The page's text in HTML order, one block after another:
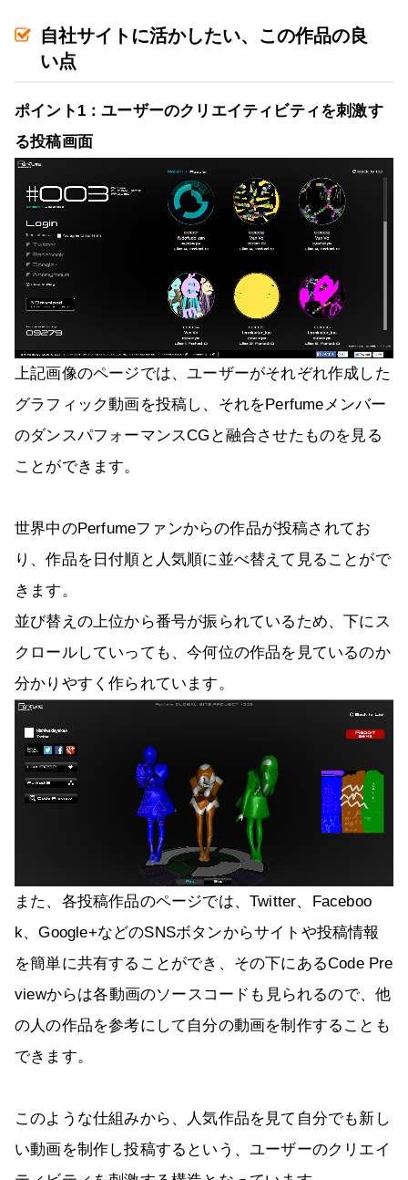
自社サイトに活かしたい、この作品の良
い点
ポイント1：ユーザーのクリエイティビティを刺激す
る投稿画面
上記画像のページでは、ユーザーがそれぞれ作成した
グラフィック動画を投稿し、それをPerfumeメンバー
のダンスパフォーマンスCGと融合させたものを見る
ことができます。
世界中のPerfumeファンからの作品が投稿されてお
り、作品を日付順と人気順に並べ替えて見ることがで
きます。
並び替えの上位から番号が振られているため、下にス
クロールしていっても、今何位の作品を見ているのか
分かりやすく作られています。
また、各投稿作品のページでは、Twitter、Faceboo
k、Google+などのSNSボタンからサイトや投稿情報
を簡単に共有することができ、その下にあるCode Pre
viewからは各動画のソースコードも見られるので、他
の人の作品を参考にして自分の動画を制作することも
できます。
このような仕組みから、人気作品を見て自分でも新し
い動画を制作し投稿するという、ユーザーのクリエイ